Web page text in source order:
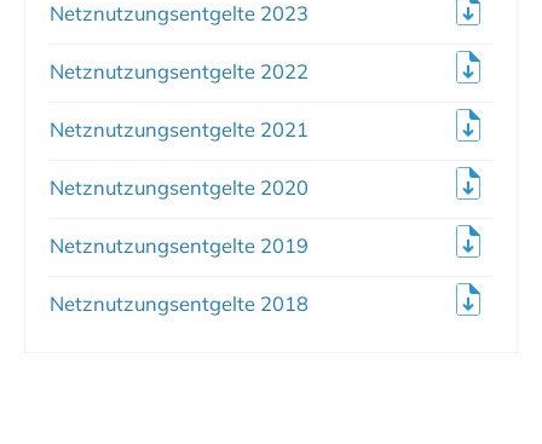
Netznutzungsentgelte 2023
Netznutzungsentgelte 2022
Netznutzungsentgelte 2021
Netznutzungsentgelte 2020
Netznutzungsentgelte 2019
Netznutzungsentgelte 2018